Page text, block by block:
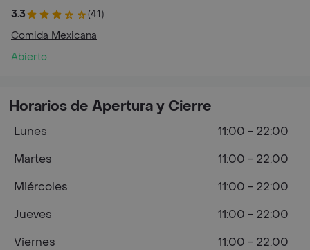
3.3
(41)
Comida Mexicana
Abierto
Horarios de Apertura y Cierre
Lunes
11:00 - 22:00
Martes
11:00 - 22:00
Miércoles
11:00 - 22:00
Jueves
11:00 - 22:00
Viernes
11:00 - 22:00